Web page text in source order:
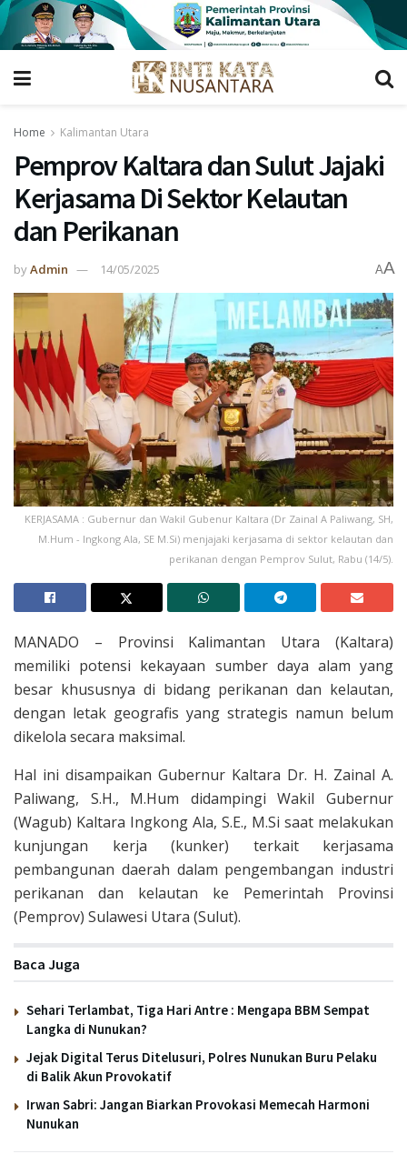
Home Kalimantan Utara
Pemprov Kaltara dan Sulut Jajaki
Kerjasama Di Sektor Kelautan
dan Perikanan
byAdmin 14/05/2025 AA
KERJASAMA : Gubernur dan Wakil Gubenur Kaltara (Dr Zainal A Paliwang, SH,
M.Hum - Ingkong Ala, SE M.Si) menjajaki kerjasama di sektor kelautan dan
perikanan dengan Pemprov Sulut, Rabu (14/5).
MANADO – Provinsi Kalimantan Utara (Kaltara)
memiliki potensi kekayaan sumber daya alam yang
besar khususnya di bidang perikanan dan kelautan,
dengan letak geografis yang strategis namun belum
dikelola secara maksimal.
Hal ini disampaikan Gubernur Kaltara Dr. H. Zainal A.
Paliwang, S.H., M.Hum didampingi Wakil Gubernur
(Wagub) Kaltara Ingkong Ala, S.E., M.Si saat melakukan
kunjungan kerja (kunker) terkait kerjasama
pembangunan daerah dalam pengembangan industri
perikanan dan kelautan ke Pemerintah Provinsi
(Pemprov) Sulawesi Utara (Sulut).
Baca Juga
Sehari Terlambat, Tiga Hari Antre : Mengapa BBM Sempat
Langka di Nunukan?
Jejak Digital Terus Ditelusuri, Polres Nunukan Buru Pelaku
di Balik Akun Provokatif
Irwan Sabri: Jangan Biarkan Provokasi Memecah Harmoni
Nunukan